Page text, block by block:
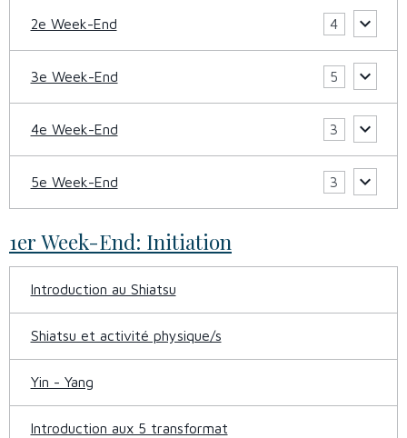
2e Week-End 4
3e Week-End 5
4e Week-End 3
5e Week-End 3
1er Week-End: Initiation
Introduction au Shiatsu
Shiatsu et activité physique/s
Yin - Yang
Introduction aux 5 transformat